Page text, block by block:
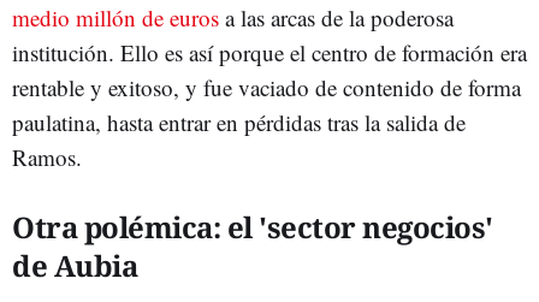
medio millón de euros a las arcas de la poderosa
institución. Ello es así porque el centro de formación era
rentable y exitoso, y fue vaciado de contenido de forma
paulatina, hasta entrar en pérdidas tras la salida de
Ramos.
Otra polémica: el 'sector negocios'
de Aubia